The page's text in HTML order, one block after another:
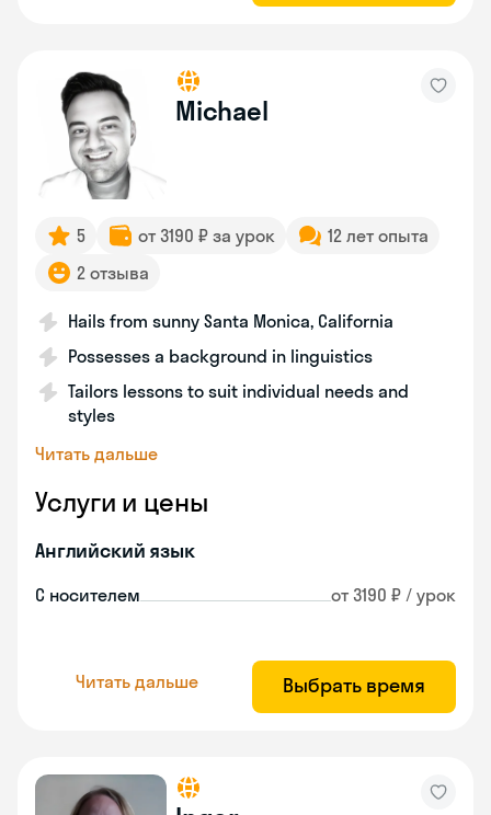
Michael
5 от 3190 ₽ за урок
12 лет опыта
2 отзыва
Hails from sunny Santa Monica, California
Possesses a background in linguistics
Tailors lessons to suit individual needs and
styles
Читать дальше
Услуги и цены
Английский язык
С носителем от 3190 ₽ / урок
Читать дальше Выбрать время